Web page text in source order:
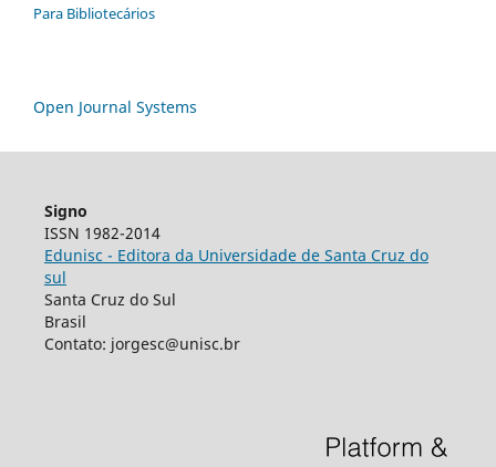
Para Bibliotecários
Open Journal Systems
Signo
ISSN 1982-2014
Edunisc - Editora da Universidade de Santa Cruz do
sul
Santa Cruz do Sul
Brasil
Contato: jorgesc@unisc.br